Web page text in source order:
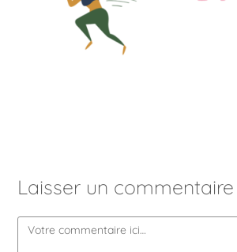
Laisser un commentaire